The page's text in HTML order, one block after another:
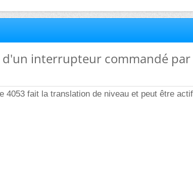
d'un interrupteur commandé
4053 fait la translation de niveau et peut être